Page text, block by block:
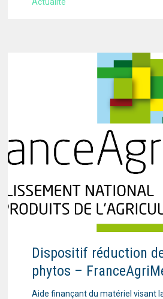
Dispositif réduction
phytos –
Aide finançant du matériel visant